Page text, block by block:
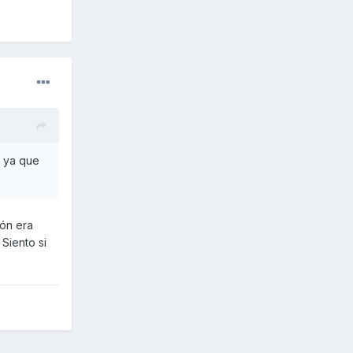
ya que
era
si